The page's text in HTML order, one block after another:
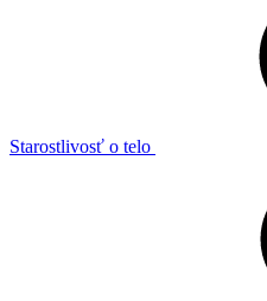
Starostlivosť o telo